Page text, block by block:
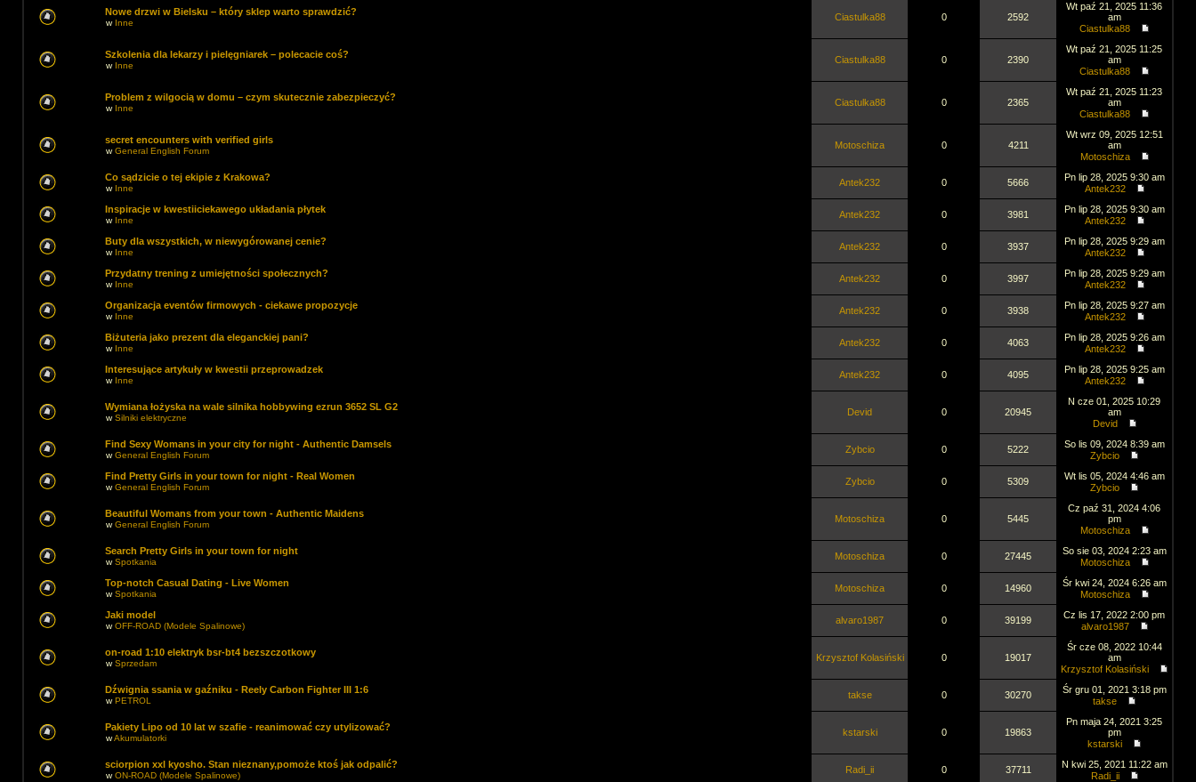
Nowe drzwi w Bielsku – który sklep warto sprawdzić?
w Inne
Ciastulka88 0 2592
Wt paź 21, 2025 11:36
am
Ciastulka88
Szkolenia dla lekarzy i pielęgniarek – polecacie coś?
w Inne
Ciastulka88 0 2390
Wt paź 21, 2025 11:25
am
Ciastulka88
Problem z wilgocią w domu – czym skutecznie zabezpieczyć?
w Inne
Ciastulka88 0 2365
Wt paź 21, 2025 11:23
am
Ciastulka88
secret encounters with verified girls
wGeneral English Forum
Motoschiza 0 4211
Wt wrz 09, 2025 12:51
am
Motoschiza
Co sądzicie o tej ekipie z Krakowa?
w Inne
Antek232 0 5666
Pn lip 28, 2025 9:30 am
Antek232
Inspiracje w kwestiiciekawego układania płytek
w Inne
Antek232 0 3981
Pn lip 28, 2025 9:30 am
Antek232
Buty dla wszystkich, w niewygórowanej cenie?
w Inne
Antek232 0 3937
Pn lip 28, 2025 9:29 am
Antek232
Przydatny trening z umiejętności społecznych?
w Inne
Antek232 0 3997
Pn lip 28, 2025 9:29 am
Antek232
Organizacja eventów firmowych - ciekawe propozycje
w Inne
Antek232 0 3938
Pn lip 28, 2025 9:27 am
Antek232
Biżuteria jako prezent dla eleganckiej pani?
w Inne
Antek232 0 4063
Pn lip 28, 2025 9:26 am
Antek232
Interesujące artykuły w kwestii przeprowadzek
w Inne
Antek232 0 4095
Pn lip 28, 2025 9:25 am
Antek232
Wymiana łożyska na wale silnika hobbywing ezrun 3652 SL G2
wSilniki elektryczne
Devid 0 20945
N cze 01, 2025 10:29
am
Devid
Find Sexy Womans in your city for night - Authentic Damsels
wGeneral English Forum
Zybcio 0 5222
So lis 09, 2024 8:39 am
Zybcio
Find Pretty Girls in your town for night - Real Women
wGeneral English Forum
Zybcio 0 5309
Wt lis 05, 2024 4:46 am
Zybcio
Beautiful Womans from your town - Authentic Maidens
wGeneral English Forum
Motoschiza 0 5445
Cz paź 31, 2024 4:06
pm
Motoschiza
Search Pretty Girls in your town for night
wSpotkania
Motoschiza 0 27445
So sie 03, 2024 2:23 am
Motoschiza
Top-notch Сasual Dating - Live Women
wSpotkania
Motoschiza 0 14960
Śr kwi 24, 2024 6:26 am
Motoschiza
Jaki model
wOFF-ROAD (Modele Spalinowe)
alvaro1987 0 39199
Cz lis 17, 2022 2:00 pm
alvaro1987
on-road 1:10 elektryk bsr-bt4 bezszczotkowy
wSprzedam
Krzysztof Kolasiński 0 19017
Śr cze 08, 2022 10:44
am
Krzysztof Kolasiński
Dźwignia ssania w gaźniku - Reely Carbon Fighter III 1:6
wPETROL
takse 0 30270
Śr gru 01, 2021 3:18 pm
takse
Pakiety Lipo od 10 lat w szafie - reanimować czy utylizować?
wAkumulatorki
kstarski 0 19863
Pn maja 24, 2021 3:25
pm
kstarski
sciorpion xxl kyosho. Stan nieznany,pomoże ktoś jak odpalić?
wON-ROAD (Modele Spalinowe)
Radi_ii 0 37711
N kwi 25, 2021 11:22 am
Radi_ii